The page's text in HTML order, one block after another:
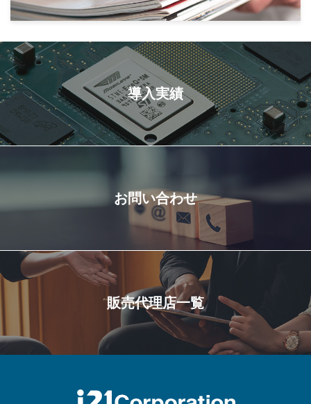
導入実績
お問い合わせ
販売代理店一覧